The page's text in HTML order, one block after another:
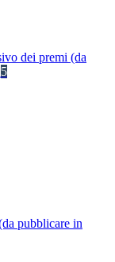
dei premi (da
5
pubblicare in